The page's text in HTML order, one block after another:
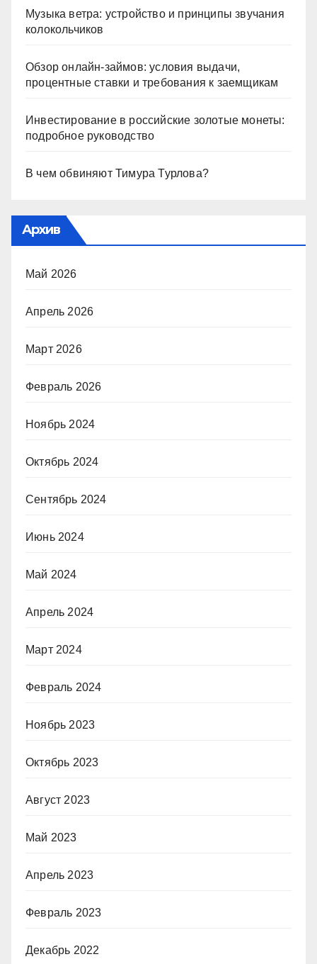
Музыка ветра: устройство и принципы звучания
колокольчиков
Обзор онлайн-займов: условия выдачи,
процентные ставки и требования к заемщикам
Инвестирование в российские золотые монеты:
подробное руководство
В чем обвиняют Тимура Турлова?
Архив
Май 2026
Апрель 2026
Март 2026
Февраль 2026
Ноябрь 2024
Октябрь 2024
Сентябрь 2024
Июнь 2024
Май 2024
Апрель 2024
Март 2024
Февраль 2024
Ноябрь 2023
Октябрь 2023
Август 2023
Май 2023
Апрель 2023
Февраль 2023
Декабрь 2022